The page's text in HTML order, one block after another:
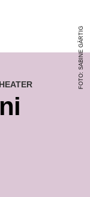
FOTO: SABINE GÄRTIG